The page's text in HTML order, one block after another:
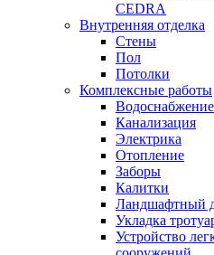
CEDRA
Внутренняя отделка
Стены
Пол
Потолки
Комплексные работы
Водоснабжение
Канализация
Электрика
Отопление
Заборы
Калитки
Ландшафтный
Укладка
Устройство